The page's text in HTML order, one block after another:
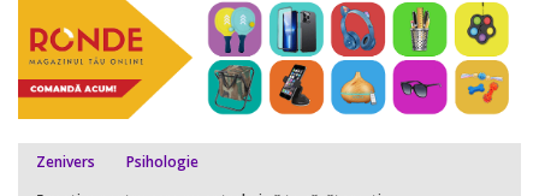
Zenivers
Psihologie